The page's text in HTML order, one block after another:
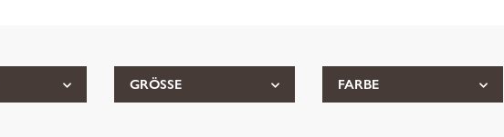
GRÖSSE FARBE